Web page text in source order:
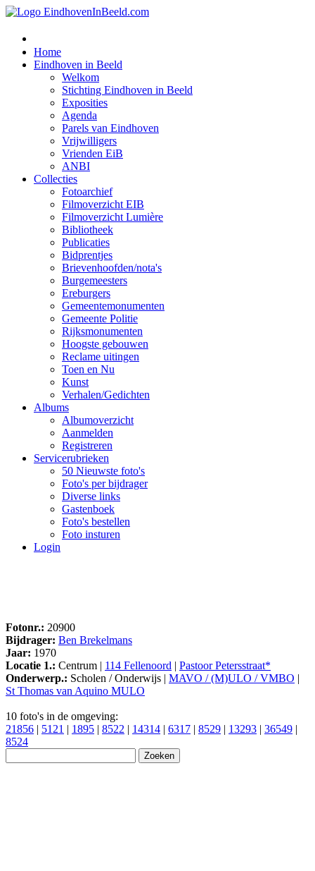
Home
Eindhoven in Beeld
Welkom
Stichting Eindhoven in Beeld
Exposities
Agenda
Parels van Eindhoven
Vrijwilligers
Vrienden EiB
ANBI
Collecties
Fotoarchief
Filmoverzicht EIB
Filmoverzicht Lumière
Bibliotheek
Publicaties
Bidprentjes
Brievenhoofden/nota's
Burgemeesters
Ereburgers
Gemeentemonumenten
Gemeente Politie
Rijksmonumenten
Hoogste gebouwen
Reclame uitingen
Toen en Nu
Kunst
Verhalen/Gedichten
Albums
Albumoverzicht
Aanmelden
Registreren
Servicerubrieken
50 Nieuwste foto's
Foto's per bijdrager
Diverse links
Gastenboek
Foto's bestellen
Foto insturen
Login
Fotonr.: 20900
Bijdrager: Ben Brekelmans
Jaar: 1970
Locatie 1.: Centrum | 114 Fellenoord | Pastoor Petersstraat*
Onderwerp.: Scholen / Onderwijs | MAVO / (M)ULO / VMBO |
St Thomas van Aquino MULO
10 foto's in de omgeving:
21856 | 5121 | 1895 | 8522 | 14314 | 6317 | 8529 | 13293 | 36549 |
8524